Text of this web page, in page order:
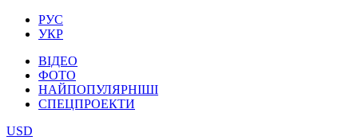
РУС
УКР
ВІДЕО
ФОТО
НАЙПОПУЛЯРНІШІ
СПЕЦПРОЕКТИ
USD